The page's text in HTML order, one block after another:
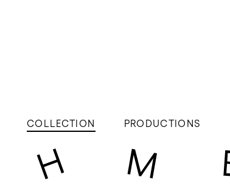
COLLECTION PRODUCTIONS